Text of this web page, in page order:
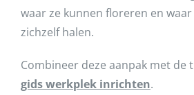
waar ze kunnen floreren en
zichzelf halen.
Combineer deze aanpak met de
gids werkplek inrichten.